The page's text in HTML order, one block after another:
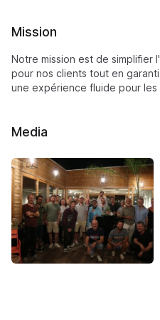
Mission
Notre mission est de simplifier
pour nos clients tout en
une expérience fluide pour les
Media